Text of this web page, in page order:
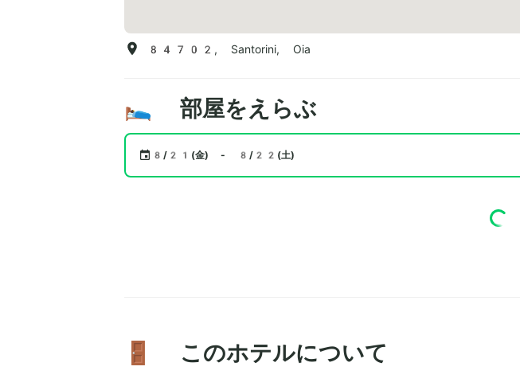
84702, Santorini, Oia
🛌 部屋をえらぶ
8/21(金) - 8/22(土)
🚪 このホテルについて